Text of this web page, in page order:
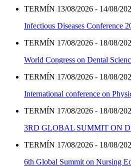
TERMÍN 13/08/2026 - 14/08/
Infectious Diseases Conference
TERMÍN 17/08/2026 - 18/08/
World Congress on Dental
TERMÍN 17/08/2026 - 18/08/
International conference on
TERMÍN 17/08/2026 - 18/08/
3RD GLOBAL SUMMIT ON
TERMÍN 17/08/2026 - 18/08/
6th Global Summit on Nursing